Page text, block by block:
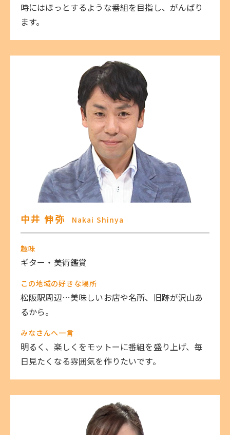
時にはほっとするような番組を目指し、がんばり
ます。
中井 伸弥 Nakai Shinya
趣味
ギター・美術鑑賞
この地域の好きな場所
松阪駅周辺…美味しいお店や名所、旧跡が沢山あ
るから。
みなさんへ一言
明るく、楽しくをモットーに番組を盛り上げ、毎
日見たくなる雰囲気を作りたいです。